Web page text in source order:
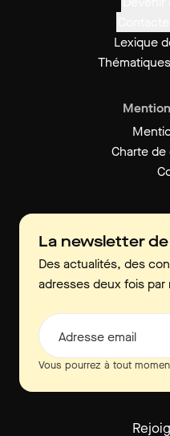
Lexique
Charte
La newsletter
Des actualités, des
adresses deux fois par
Adresse email
Vous pourrez à tout